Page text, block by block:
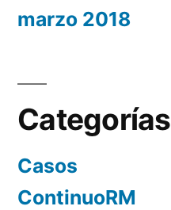
marzo 2018
Categorías
Casos
ContinuoRM